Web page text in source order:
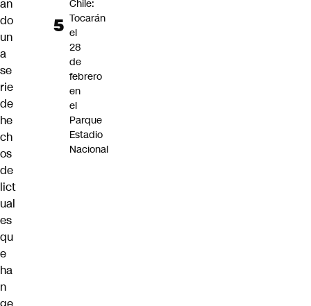
an
do
un
a
se
rie
de
he
ch
os
de
lict
ual
es
qu
e
ha
n
Chile:
Tocarán
el
28
de
febrero
en
el
Parque
Estadio
Nacional